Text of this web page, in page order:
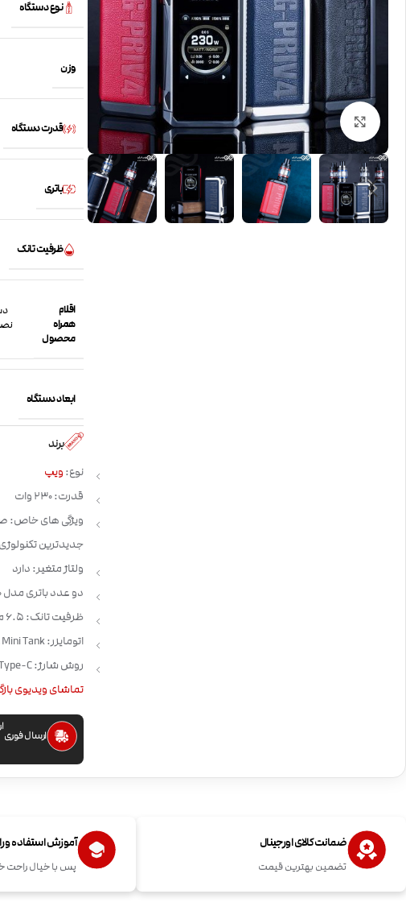
بزرگنمایی تصویر
نوع دستگاه
وزن
قدرت دستگاه
باتری
ظرفیت تانک
اقلام
همراه
محصول
ابعاد دستگاه
برند
نوع: ویپ
قدرت: 230 وات
جدیدترین
ولتاژ متغیر: دارد
دو عدد باتری مدل 18650 لازم دارد (جداگانه از
ظرفیت تانک: 6.5 میلی لیتر
اتومایزر: SMOK TFV18 Mini Tank
روش شارژ: USB Type-C
تماشای ویدیوی
ارسال فوری
ضمانت کالای اورجینال
تضمین بهترین قیمت
آموزش استفاده و
پس با خیال راحت